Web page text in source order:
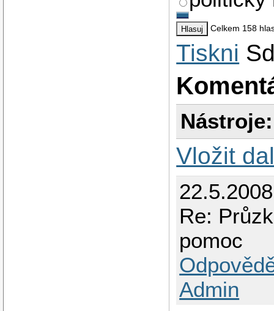
Celkem 158
Tiskni
Nástroje:
Vložit
Re:
pomoc
Admin